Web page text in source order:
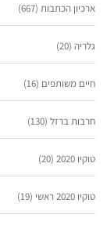
ארכיון הכתבות (667)
גלריה (20)
חיים משותפים (16)
חרבות ברזל (130)
טוקיו 2020 (20)
טוקיו 2020 ראשי (19)